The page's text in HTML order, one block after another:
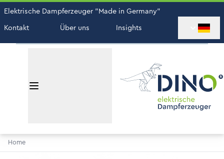
Elektrische Dampferzeuger "Made in Germany"
Kontakt
Über uns Insights
Home